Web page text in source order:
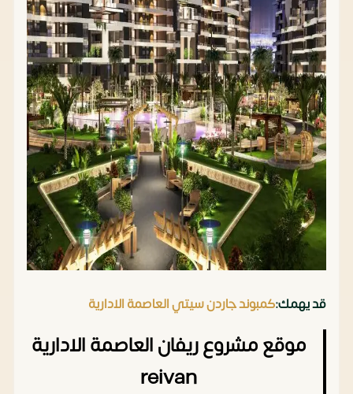
قد يهمك:كمبوند جاردن سيتي العاصمة الادارية
موقع مشروع ريفان العاصمة الادارية
reivan